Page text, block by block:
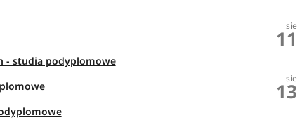
- studia podyplomowe
sie
11
sie
13